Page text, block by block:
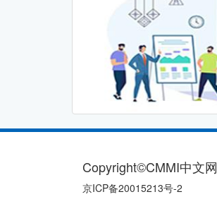
Copyright©CMMI中文网
京ICP备20015213号-2